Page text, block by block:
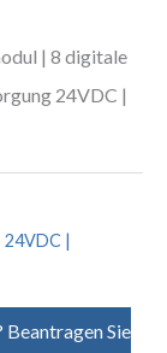
| 8 digitale
24VDC |
24VDC |
Beantragen Sie